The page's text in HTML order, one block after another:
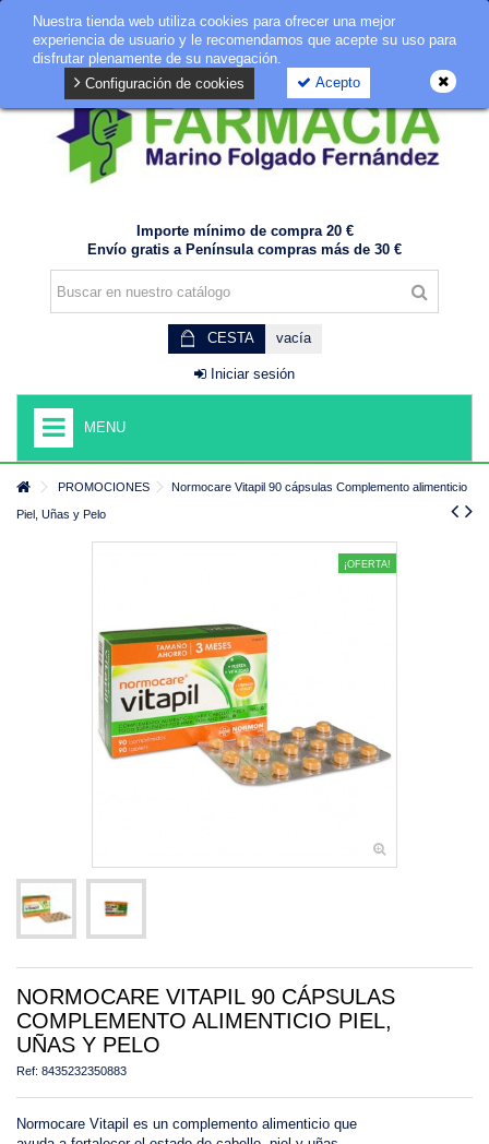
Nuestra tienda web utiliza cookies para ofrecer una mejor
experiencia de usuario y le recomendamos que acepte su uso para
disfrutar plenamente de su navegación.
Acepto
Configuración de cookies
GDPR
Importe mínimo de compra 20 €
Envío gratis a Península compras más de 30 €
CESTA vacía
Iniciar sesión
MENU
PROMOCIONES Normocare Vitapil 90 cápsulas Complemento alimenticio
Piel, Uñas y Pelo
¡OFERTA!
NORMOCARE VITAPIL 90 CÁPSULAS
COMPLEMENTO ALIMENTICIO PIEL,
UÑAS Y PELO
Ref: 8435232350883
Normocare Vitapil es un complemento alimenticio que